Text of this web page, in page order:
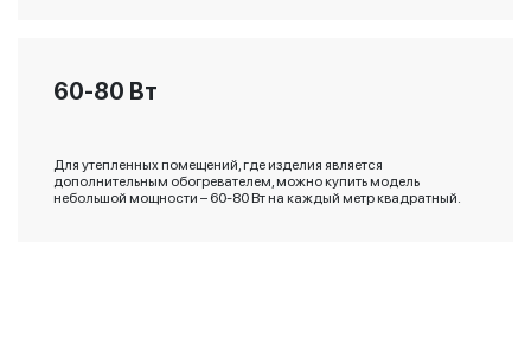
60-80 Вт
Для утепленных помещений, где изделия является
дополнительным обогревателем, можно купить модель
небольшой мощности – 60-80 Вт на каждый метр квадратный.